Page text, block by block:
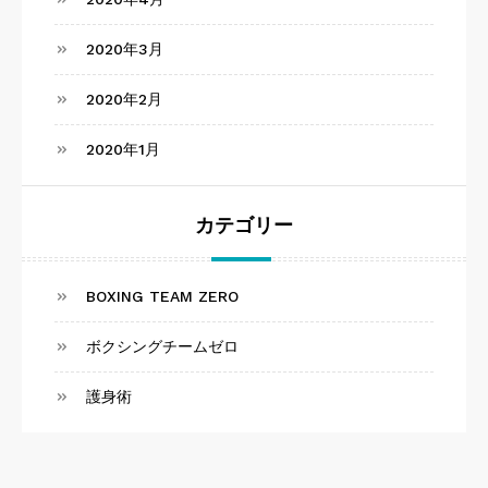
2020年3月
2020年2月
2020年1月
カテゴリー
BOXING TEAM ZERO
ボクシングチームゼロ
護身術